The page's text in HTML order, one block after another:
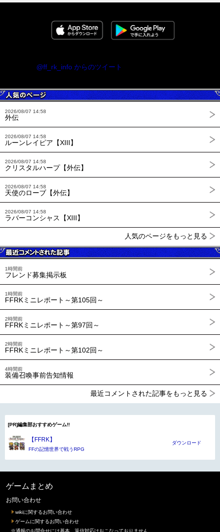
@ff_rk_info からのツイート
2026/08/07 14:58
外伝
2026/08/07 14:58
ルーンレイピア【XIII】
2026/08/07 14:58
クリスタルハープ【外伝】
2026/08/07 14:58
天使のローブ【外伝】
2026/08/07 14:58
ラバーコンシャス【XIII】
人気のページをもっと見る
1時間前
フレンド募集掲示板
1時間前
FFRKミニレポート～第105回～
2時間前
FFRKミニレポート～第97回～
2時間前
FFRKミニレポート～第102回～
4時間前
装備召喚事前告知情報
最近コメントされた記事をもっと見る
[PR]編集部おすすめゲーム!!
【FFRK】
FFの記憶世界で戦うRPG
ダウンロード
ゲームまとめ
お問い合わせ
wikiに関するお問い合わせ
ゲームに関するお問い合わせ
※通報のお問合せには基本、返信対応はおこなっておりません。